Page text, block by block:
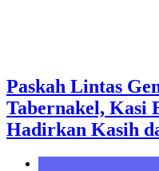
Paskah Lintas
Tabernakel, Kasi
Hadirkan Kasih